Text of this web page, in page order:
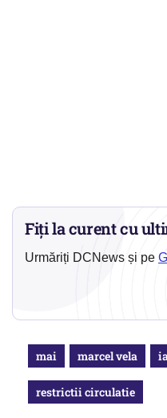
Fiți la curent cu
Urmăriți DCNews și pe
mai marcel vela
restrictii circulatie